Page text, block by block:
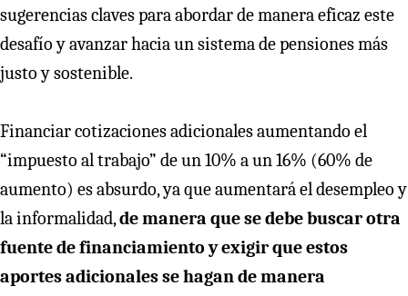
sugerencias claves para abordar de manera eficaz este
desafío y avanzar hacia un sistema de pensiones más
justo y sostenible.
Financiar cotizaciones adicionales aumentando el
“impuesto al trabajo” de un 10% a un 16% (60% de
aumento) es absurdo, ya que aumentará el desempleo y
la informalidad,de manera que se debe buscar otra
fuente de financiamiento y exigir que estos
aportes adicionales se hagan de manera